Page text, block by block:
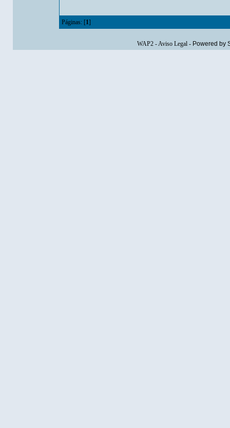
Páginas: [1]
WAP2-Aviso Legal- Powered by